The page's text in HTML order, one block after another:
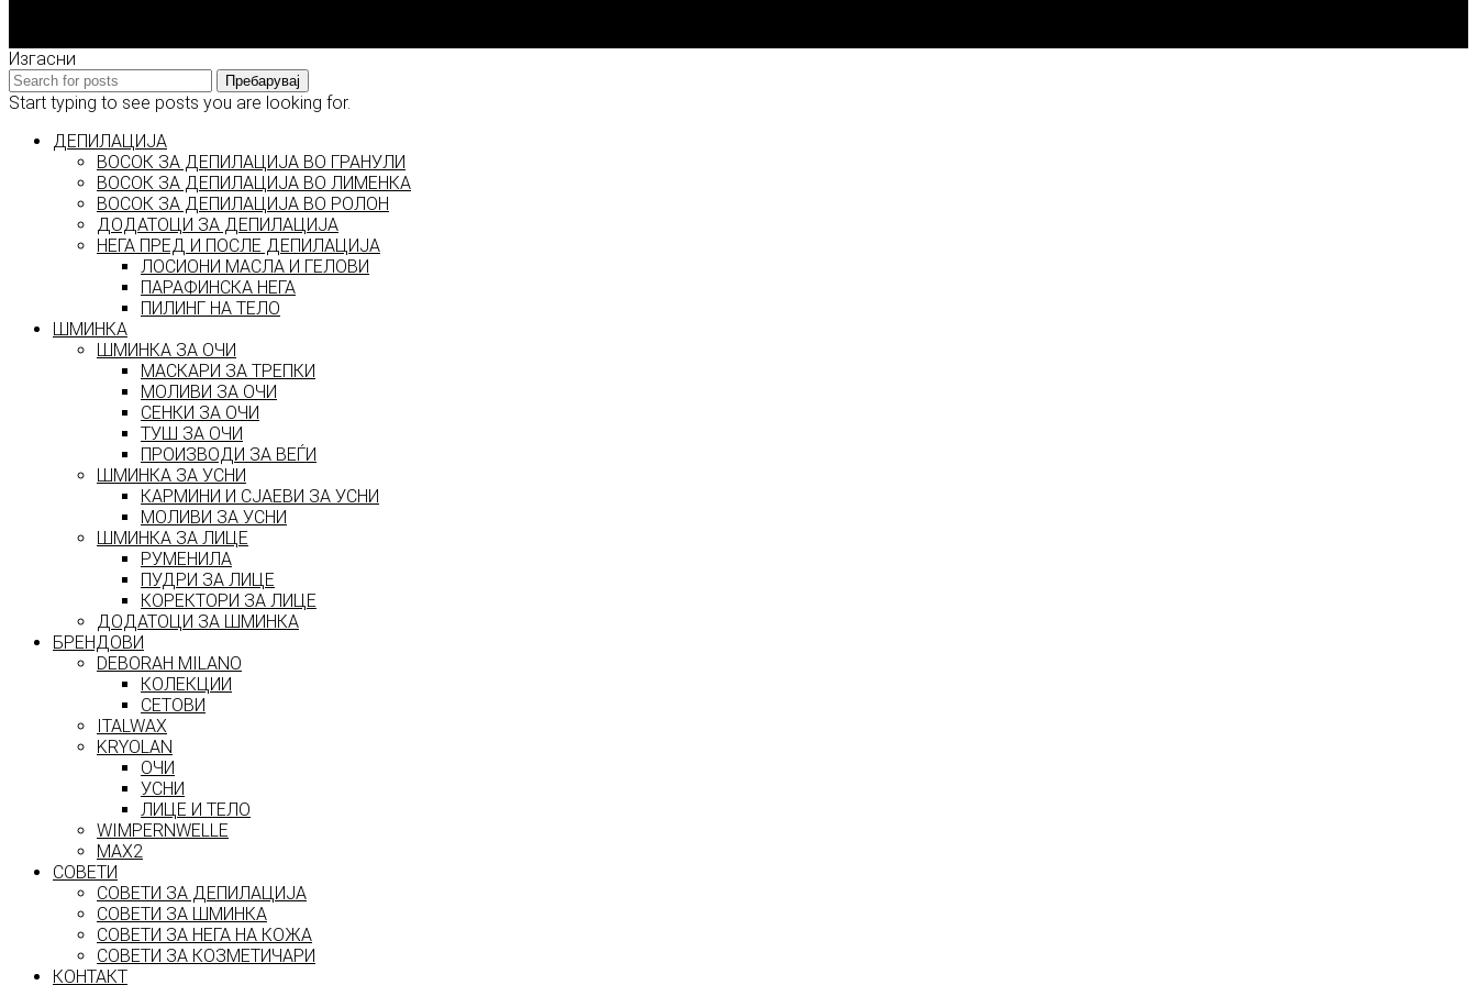
Изгасни
Пребарувај
Start typing to see posts you are looking for.
ДЕПИЛАЦИЈА
ВОСОК ЗА ДЕПИЛАЦИЈА ВО ГРАНУЛИ
ВОСОК ЗА ДЕПИЛАЦИЈА ВО ЛИМЕНКА
ВОСОК ЗА ДЕПИЛАЦИЈА ВО РОЛОН
ДОДАТОЦИ ЗА ДЕПИЛАЦИЈА
НЕГА ПРЕД И ПОСЛЕ ДЕПИЛАЦИЈА
ЛОСИОНИ МАСЛА И ГЕЛОВИ
ПАРАФИНСКА НЕГА
ПИЛИНГ НА ТЕЛО
ШМИНКА
ШМИНКА ЗА ОЧИ
МАСКАРИ ЗА ТРЕПКИ
МОЛИВИ ЗА ОЧИ
СЕНКИ ЗА ОЧИ
ТУШ ЗА ОЧИ
ПРОИЗВОДИ ЗА ВЕЃИ
ШМИНКА ЗА УСНИ
КАРМИНИ И СЈАЕВИ ЗА УСНИ
МОЛИВИ ЗА УСНИ
ШМИНКА ЗА ЛИЦЕ
РУМЕНИЛА
ПУДРИ ЗА ЛИЦЕ
КОРЕКТОРИ ЗА ЛИЦЕ
ДОДАТОЦИ ЗА ШМИНКА
БРЕНДОВИ
DEBORAH MILANO
КОЛЕКЦИИ
СЕТОВИ
ITALWAX
KRYOLAN
ОЧИ
УСНИ
ЛИЦЕ И ТЕЛО
WIMPERNWELLE
MAX2
СОВЕТИ
СОВЕТИ ЗА ДЕПИЛАЦИЈА
СОВЕТИ ЗА ШМИНКА
СОВЕТИ ЗА НЕГА НА КОЖА
СОВЕТИ ЗА КОЗМЕТИЧАРИ
КОНТАКТ